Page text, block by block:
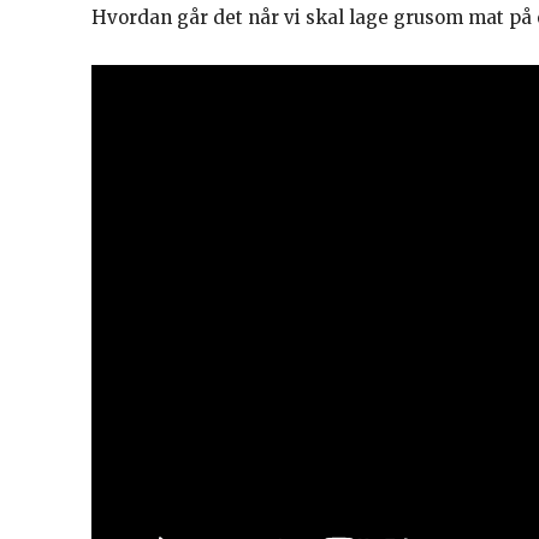
Hvordan går det når vi skal lage grusom mat på